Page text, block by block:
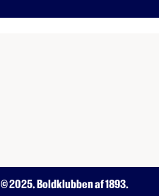
© 2025. Boldklubben af 1893.